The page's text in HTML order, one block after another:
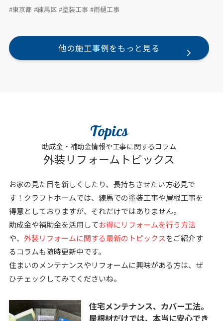
#東京都 #練馬区 #塗装工事 #雨樋工事
他の施工事例をもっと見る
Topics
助成金・補助金情報や工事に関するコラム
外装リフォームトピックス
お家の見た目を新しくしたり、長持ちさせたい方必見で
す！クラフトホームでは、練馬での塗装工事や屋根工事を
得意としておりますが、それだけではありません。
助成金や補助金を活用してお得にリフォームを行う方法
や、 外装リフォームに関する最新のトピックスをご紹介す
るコラムも随時更新中です。
住まいのメンテナンスやリフォームに興味がある方は、ぜ
ひチェックしてみてくださいね。
住宅メンテナンス、カバー工法。
屋根材だけでは、本当に安心でき